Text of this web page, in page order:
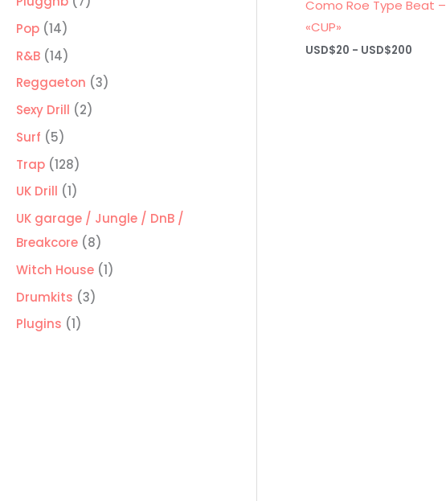
Pop 1414
productos
R&B 1414
productos
Reggaeton 33
Sexy Drill 22
Surf 55
productos
Trap 128128
productos
UK Drill 11
producto
UK garage / Jungle / DnB /
Breakcore
88
productos
Witch House 11
Drumkits 33
Plugins 11
Como Roe Type Beat –
«CUP»
USD$20 - USD$200Rango